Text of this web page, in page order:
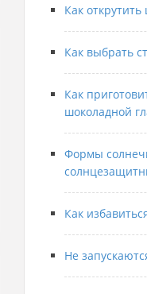
Как
Как выбрать
Как
шоколадной
Формы
Как
Не